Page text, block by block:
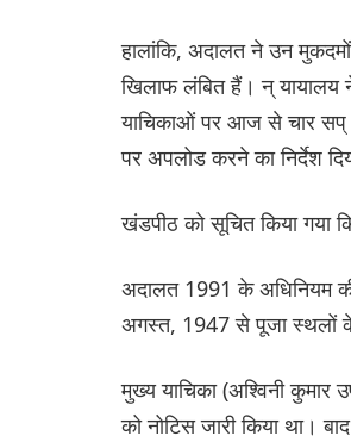
हालांकि, अदालत ने उन
खिलाफ लंबित हैं। न् यायालय
याचिकाओं पर आज से चार सप्
पर अपलोड करने का निर्देश
खंडपीठ को सूचित किया गया
अदालत 1991 के अधिनियम
अगस्त, 1947 से पूजा स्थलों के
मुख्य याचिका (अश्विनी
को नोटिस जारी किया था।